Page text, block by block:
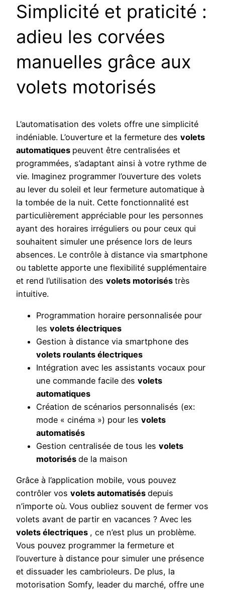
Simplicité et praticité :
adieu les corvées
manuelles grâce aux
volets motorisés
L’automatisation des volets offre une simplicité
indéniable. L’ouverture et la fermeture des volets
automatiques peuvent être centralisées et
programmées, s’adaptant ainsi à votre rythme de
vie. Imaginez programmer l’ouverture des volets
au lever du soleil et leur fermeture automatique à
la tombée de la nuit. Cette fonctionnalité est
particulièrement appréciable pour les personnes
ayant des horaires irréguliers ou pour ceux qui
souhaitent simuler une présence lors de leurs
absences. Le contrôle à distance via smartphone
ou tablette apporte une flexibilité supplémentaire
et rend l’utilisation des volets motorisés très
intuitive.
Programmation horaire personnalisée pour
les volets électriques
Gestion à distance via smartphone des
volets roulants électriques
Intégration avec les assistants vocaux pour
une commande facile des volets
automatiques
Création de scénarios personnalisés (ex:
mode « cinéma ») pour les volets
automatisés
Gestion centralisée de tous les volets
motorisés de la maison
Grâce à l’application mobile, vous pouvez
contrôler vos volets automatisés depuis
n’importe où. Vous oubliez souvent de fermer vos
volets avant de partir en vacances ? Avec les
volets électriques , ce n’est plus un problème.
Vous pouvez programmer la fermeture et
l’ouverture à distance pour simuler une présence
et dissuader les cambrioleurs. De plus, la
motorisation Somfy, leader du marché, offre une